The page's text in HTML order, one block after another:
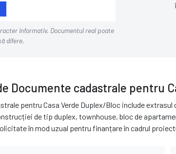
informativ. Documentul real poate
difere.
Documente cadastrale pentru
pentru Casa Verde Duplex/Bloc include
de tip duplex, townhouse, bloc de
în mod uzual pentru finanțare în cadrul